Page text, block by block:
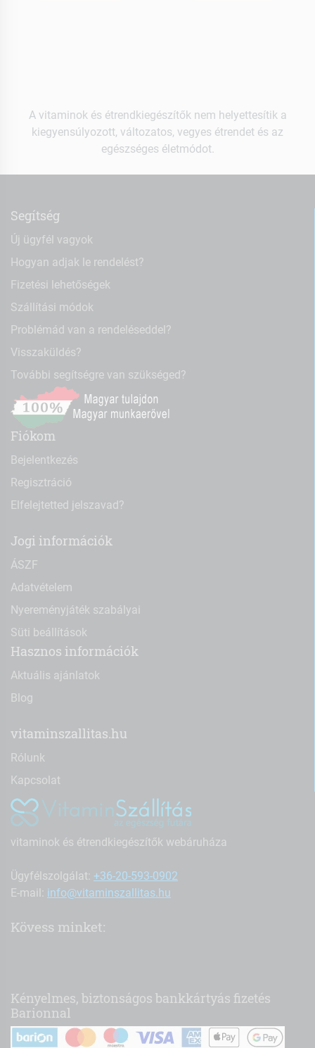
A vitaminok és étrendkiegészítők nem helyettesítik a
kiegyensúlyozott, változatos, vegyes étrendet és az
egészséges életmódot.
Segítség
Új ügyfél vagyok
Hogyan adjak le rendelést?
Fizetési lehetőségek
Szállítási módok
Problémád van a rendeléseddel?
Visszaküldés?
További segítségre van szükséged?
Fiókom
Bejelentkezés
Regisztráció
Elfelejtetted jelszavad?
Jogi információk
ÁSZF
Adatvételem
Nyereményjáték szabályai
Süti beállítások
Hasznos információk
Aktuális ajánlatok
Blog
vitaminszallitas.hu
Rólunk
Kapcsolat
vitaminok és étrendkiegészítők webáruháza
Ügyfélszolgálat: +36-20-593-0902
E-mail: info@vitaminszallitas.hu
Kövess minket:
Kényelmes, biztonságos bankkártyás fizetés
Barionnal